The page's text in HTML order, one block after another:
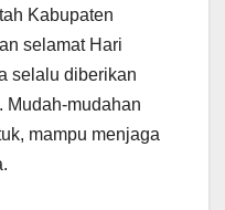
Kabupaten
selamat Hari
selalu diberikan
Mudah-mudahan
mampu menjaga